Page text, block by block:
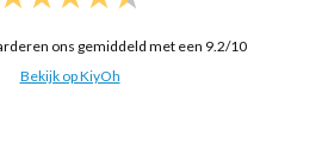
ons gemiddeld met een 9.2/10
Bekijk op KiyOh